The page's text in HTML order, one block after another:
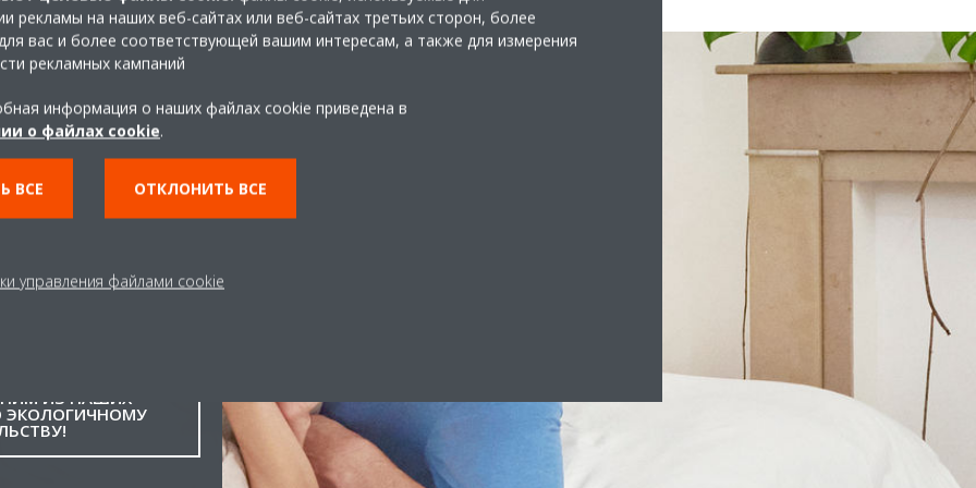
СЕЙЧАС
ИЗ НАШИХ
ЭКОЛОГИЧНОМУ
рекламы на наших веб-сайтах или веб-сайтах третьих сторон, более
вас и более соответствующей вашим интересам, а также для измерения
рекламных кампаний
информация о наших файлах cookie приведена в
о файлах cookie.
ВСЕ ОТКЛОНИТЬ ВСЕ
управления файлами cookie